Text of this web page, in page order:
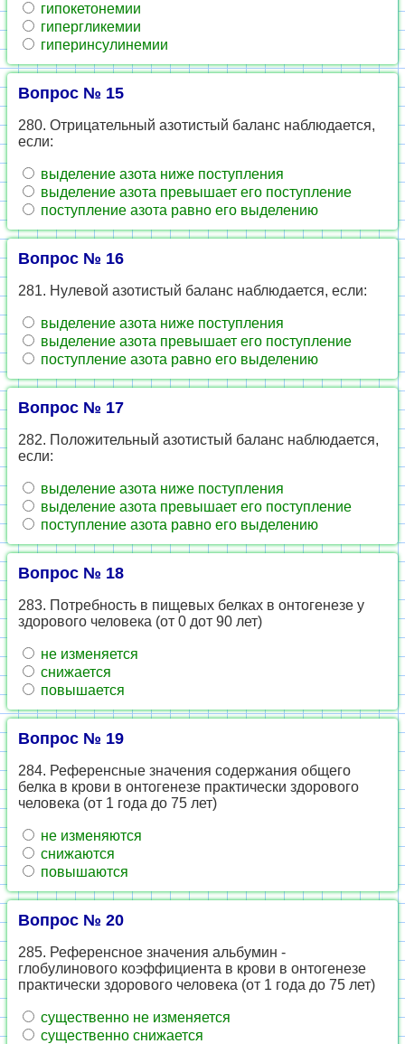
гипокетонемии
гипергликемии
гиперинсулинемии
Вопрос № 15
280. Отрицательный азотистый баланс наблюдается,
если:
выделение азота ниже поступления
выделение азота превышает его поступление
поступление азота равно его выделению
Вопрос № 16
281. Нулевой азотистый баланс наблюдается, если:
выделение азота ниже поступления
выделение азота превышает его поступление
поступление азота равно его выделению
Вопрос № 17
282. Положительный азотистый баланс наблюдается,
если:
выделение азота ниже поступления
выделение азота превышает его поступление
поступление азота равно его выделению
Вопрос № 18
283. Потребность в пищевых белках в онтогенезе у
здорового человека (от 0 дот 90 лет)
не изменяется
снижается
повышается
Вопрос № 19
284. Референсные значения содержания общего
белка в крови в онтогенезе практически здорового
человека (от 1 года до 75 лет)
не изменяются
снижаются
повышаются
Вопрос № 20
285. Референсное значения альбумин -
глобулинового коэффициента в крови в онтогенезе
практически здорового человека (от 1 года до 75 лет)
существенно не изменяется
существенно снижается